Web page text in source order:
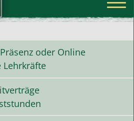
oder Online
Lehrkräfte